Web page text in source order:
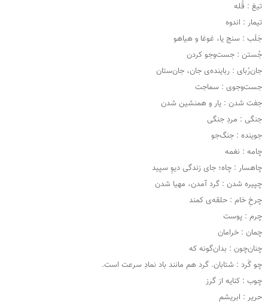
تیغ : قُله
تیمار : اندوه
جَلَب : سنج یا، غوغا و هیاهو
جُستن : جست‌وجو کردن
جان‌رُبای : رباینده‌ی جان، جان‌ستان
جست‌وجوی : سماجت
جفت شدن : یار و همنشین شدن
جنگی : مردِ جنگی
جوینده : جنگ‌جو
چامه : نغمه
چاهسار : چاه؛ جای زندگی دیوِ سپید
چپیره شدن : گرد آمدن، مهیا شدن
چرخِ خام : حلقه‌ی کمند
چرم : پوست
چمان : خرامان
چنان‌چون : بدان‌گونه که
چو گَرد : شتابان. گرد هم مانند باد نمادِ سرعت است.
چوب : کنایه از گرز
حریر : ابریشم